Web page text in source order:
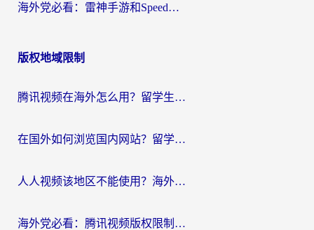
海外党必看：雷神手游和SpeedCN好用吗？3招选对回国加速器无缝刷国内资源
版权地域限制
腾讯视频在海外怎么用？留学生亲测有效的回国加速器攻略
在国外如何浏览国内网站？留学生&海外华人的无缝访问指南
人人视频该地区不能使用？海外党追剧看片的终极解决方案来了
海外党必看：腾讯视频版权限制怎么破？3步让你轻松追剧